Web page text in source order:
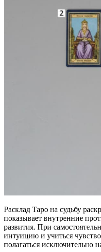
Расклад Таро на судьбу
показывает внутренние
развития. При
интуицию и учиться
полагаться исключительно